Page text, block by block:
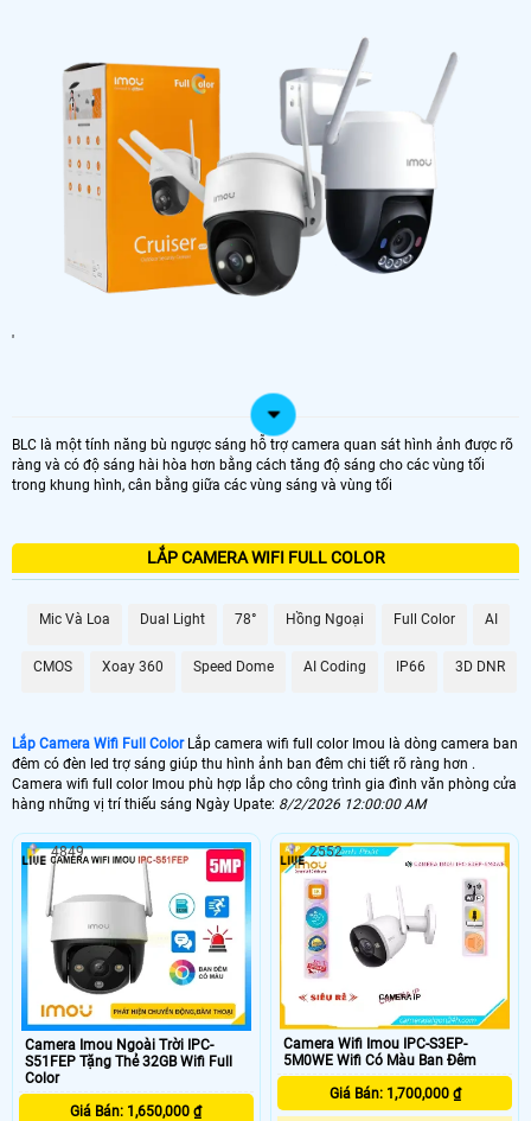
'
BLC là một tính năng bù ngược sáng hỗ trợ camera quan sát hình ảnh được rõ
ràng và có độ sáng hài hòa hơn bằng cách tăng độ sáng cho các vùng tối
trong khung hình, cân bằng giữa các vùng sáng và vùng tối
LẮP CAMERA WIFI FULL COLOR
Mic Và Loa Dual Light 78° Hồng Ngoại Full Color AI
CMOS Xoay 360 Speed Dome AI Coding IP66 3D DNR
Lắp Camera Wifi Full ColorLắp camera wifi full color Imou là dòng camera ban
đêm có đèn led trợ sáng giúp thu hình ảnh ban đêm chi tiết rõ ràng hơn .
Camera wifi full color Imou phù hợp lắp cho công trình gia đình văn phòng cửa
hàng những vị trí thiếu sáng Ngày Upate: 8/2/2026 12:00:00 AM
Camera Imou Ngoài Trời IPC-
S51FEP Tặng Thẻ 32GB Wifi Full
Color
Giá Bán: 1,650,000 ₫
4849
Camera Wifi Imou IPC-S3EP-
5M0WE Wifi Có Màu Ban Đêm
Giá Bán: 1,700,000 ₫
2552